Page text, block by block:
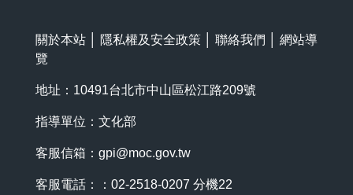
關於本站 隱私權及安全政策 聯絡我們
網站導
覽
地址：10491台北市中山區松江路209號
指導單位：文化部
客服信箱： gpi@moc.gov.tw
客服電話：：02-2518-0207 分機22